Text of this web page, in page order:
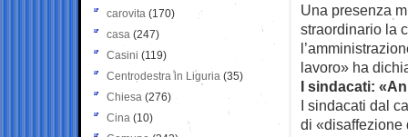
Una presenza
straordinario la
lavoro» ha
I sindacati:
I sindacati dal
di «disaffezione
carovita (170)
casa (247)
Casini (119)
Centrodestra in Liguria (35)
Chiesa (276)
Cina (10)